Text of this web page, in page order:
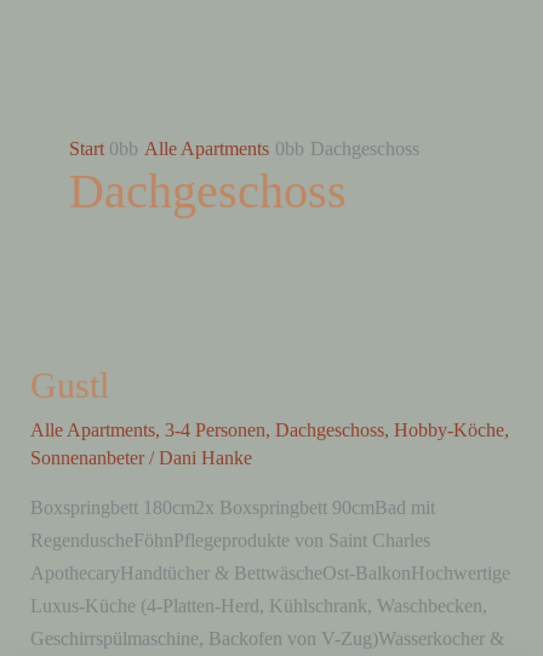
Start Alle Apartments Dachgeschoss
Dachgeschoss
Gustl
Alle Apartments, 3-4 Personen, Dachgeschoss, Hobby-Köche,
Sonnenanbeter/Dani Hanke
Boxspringbett 180cm2x Boxspringbett 90cmBad mit
RegenduscheFöhnPflegeprodukte von Saint Charles
ApothecaryHandtücher & BettwäscheOst-BalkonHochwertige
Luxus-Küche (4-Platten-Herd, Kühlschrank, Waschbecken,
Geschirrspülmaschine, Backofen von V-Zug)Wasserkocher &